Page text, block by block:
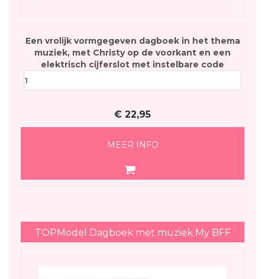
Een vrolijk vormgegeven dagboek in het thema
muziek, met Christy op de voorkant en een
elektrisch cijferslot met instelbare code
€ 22,95
MEER INFO
TOPModel Dagboek met muziek My BFF